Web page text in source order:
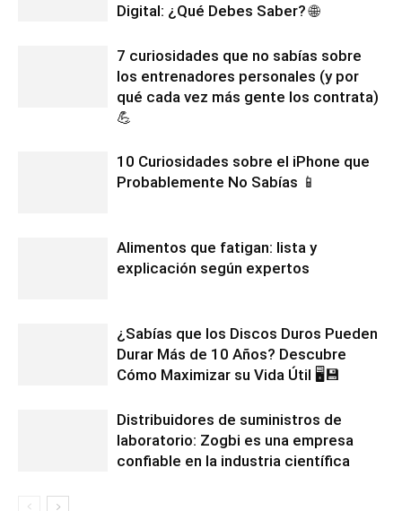
Digital: ¿Qué Debes Saber? 🌐
7 curiosidades que no sabías sobre
los entrenadores personales (y por
qué cada vez más gente los contrata)
💪
10 Curiosidades sobre el iPhone que
Probablemente No Sabías 📱
Alimentos que fatigan: lista y
explicación según expertos
¿Sabías que los Discos Duros Pueden
Durar Más de 10 Años? Descubre
Cómo Maximizar su Vida Útil 🖥️💾
Distribuidores de suministros de
laboratorio: Zogbi es una empresa
confiable en la industria científica